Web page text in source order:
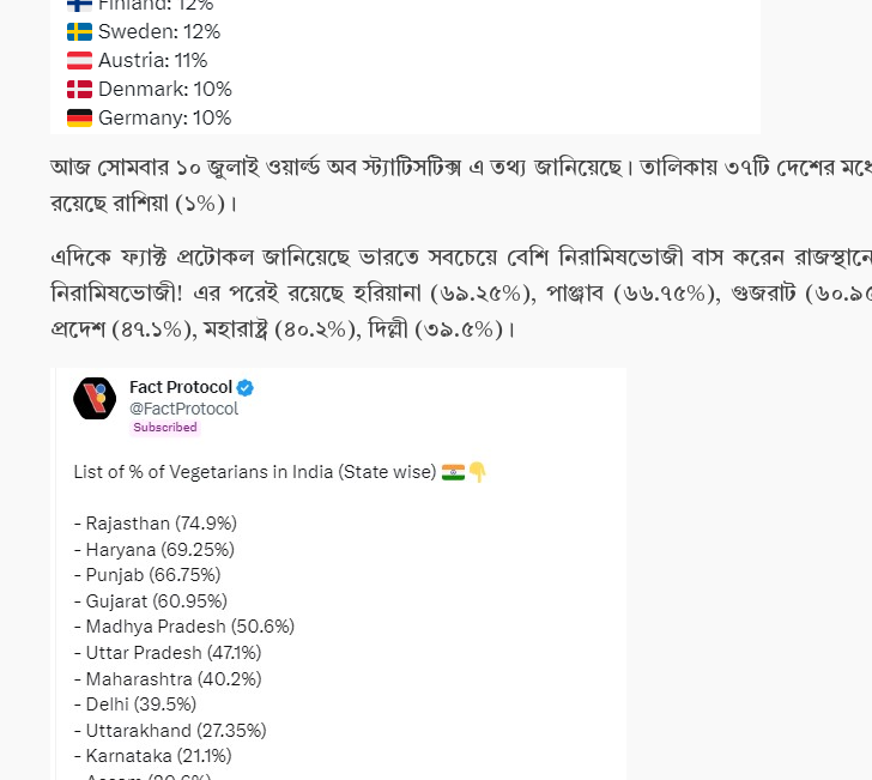
আজ সোমবার ১০ জুলাই ওয়ার্ল্ড অব স্ট্যাটিসটিক্স এ তথ্য জানিয়েছে। তালিকায় ৩৭টি দেশের
রয়েছে রাশিয়া (১%)।
এদিকে ফ্যাক্ট প্রটোকল জানিয়েছে ভারতে সবচেয়ে বেশি নিরামিষভোজী বাস করেন
নিরামিষভোজী! এর পরেই রয়েছে হরিয়ানা (৬৯.২৫%), পাঞ্জাব (৬৬.৭৫%), গুজরাট
প্রদেশ (৪৭.১%), মহারাষ্ট্র (৪০.২%), দিল্লী (৩৯.৫%)।